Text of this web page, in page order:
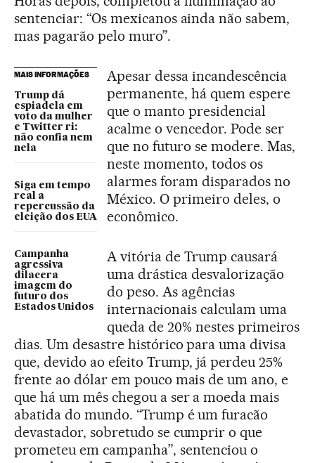
sentenciar: “Os mexicanos ainda não sabem,
mas pagarão pelo muro”.
MAIS INFORMAÇÕES
Trump dá
espiadela em
voto da mulher
e Twitter ri:
não confia nem
nela
Siga em tempo
real a
repercussão da
eleição dos EUA
Campanha
agressiva
dilacera
imagem do
futuro dos
Estados Unidos
Apesar dessa incandescência
permanente, há quem espere
que o manto presidencial
acalme o vencedor. Pode ser
que no futuro se modere. Mas,
neste momento, todos os
alarmes foram disparados no
México. O primeiro deles, o
econômico.
A vitória de Trump causará
uma drástica desvalorização
do peso. As agências
internacionais calculam uma
queda de 20% nestes primeiros
dias. Um desastre histórico para uma divisa
que, devido ao efeito Trump, já perdeu 25%
frente ao dólar em pouco mais de um ano, e
que há um mês chegou a ser a moeda mais
abatida do mundo. “Trump é um furacão
devastador, sobretudo se cumprir o que
prometeu em campanha”, sentenciou o